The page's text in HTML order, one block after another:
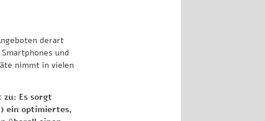
derart
und
nimmt in vielen
zu: Es sorgt
ein optimiertes,